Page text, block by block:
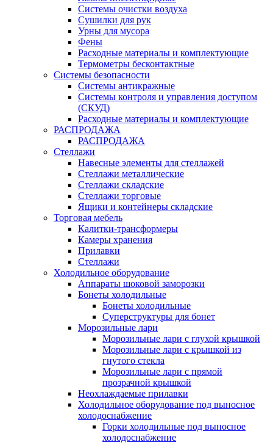
Системы очистки воздуха
Сушилки для рук
Урны для мусора
Фены
Расходные материалы и комплектующие
Термометры бесконтактные
Системы безопасности
Системы антикражные
Системы контроля и управления доступом
(СКУД)
Расходные материалы и комплектующие
РАСПРОДАЖА
РАСПРОДАЖА
Стеллажи
Навесные элементы для стеллажей
Стеллажи металлические
Стеллажи складские
Стеллажи торговые
Ящики и контейнеры складские
Торговая мебель
Калитки-трансформеры
Камеры хранения
Прилавки
Стеллажи
Холодильное оборудование
Аппараты шоковой заморозки
Бонеты холодильные
Бонеты холодильные
Суперструктуры для бонет
Морозильные лари
Морозильные лари с глухой крышкой
Морозильные лари с крышкой из
гнутого стекла
Морозильные лари с прямой
прозрачной крышкой
Неохлаждаемые прилавки
Холодильное оборудование под выносное
холодоснабжение
Горки холодильные под выносное
холодоснабжение